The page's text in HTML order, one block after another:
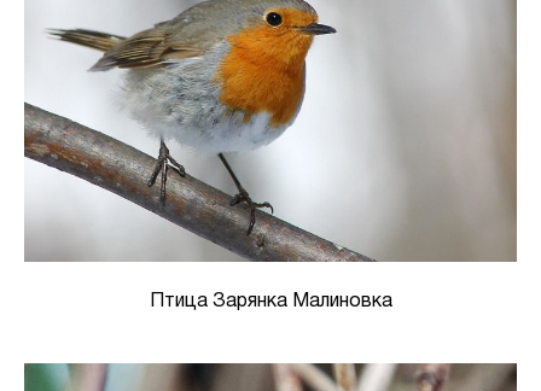
Птица Зарянка Малиновка